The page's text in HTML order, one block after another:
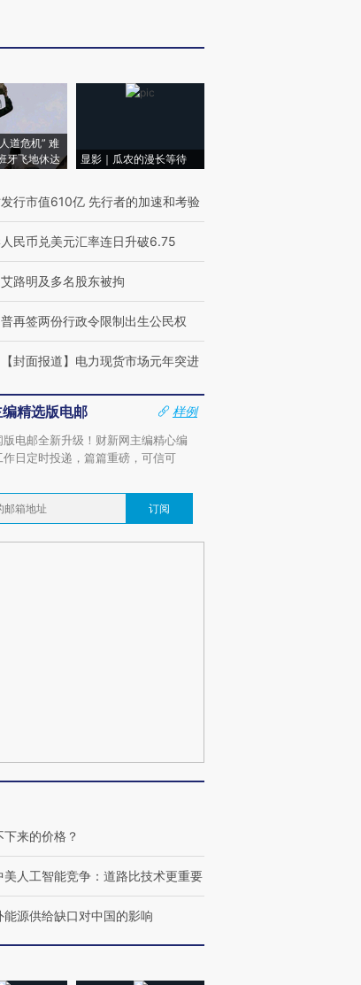
3种
度Z世代 用街头抗争将教
道危机” 难
牙飞地休达
显影｜瓜农的漫长等待
行市值610亿 先行者的加速和考验
民币兑美元汇率连日升破6.75
艾路明及多名股东被拘
再签两份行政令限制出生公民权
【封面报道】电力现货市场元年突进
精选版电邮
样例
版电邮全新升级！财新网主编精心编
作日定时投递，篇篇重磅，可信可
订阅
下来的价格？
美人工智能竞争：道路比技术更重要
能源供给缺口对中国的影响